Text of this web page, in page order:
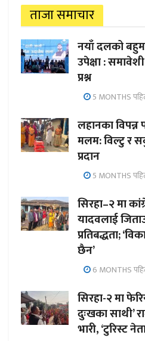
ताजा समाचार
नयाँ दलको
उपेक्षा :
प्रश्न
5 MONTHS
लहानका विपन्न
मलम: विल्टु र
प्रदान
5 MONTHS
सिरहा–२ मा
यादवलाई
प्रतिबद्धता;
छैन’
6 MONTHS
सिरहा-२ मा
दुःखका साथी’
भारी, ‘टुरिस्ट